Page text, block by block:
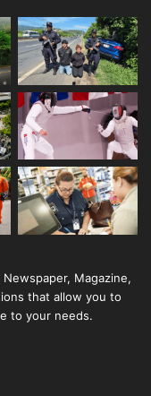
Magazine,
that allow you to
to your needs.